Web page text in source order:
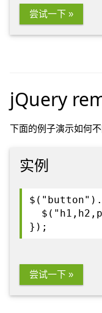
尝试一下 »
jQuery
下面的例子演示如何
实例
});
尝试一下 »